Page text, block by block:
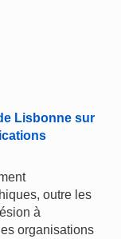
Lisbonne sur
outre les
à
organisations